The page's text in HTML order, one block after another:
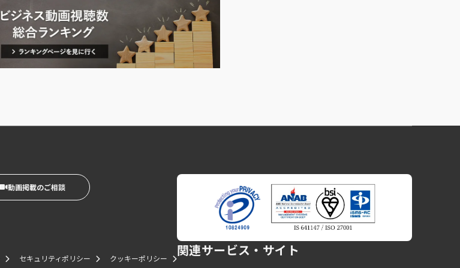
動画掲載のご相談
セキュリティポリシー クッキーポリシー 関連サービス・サイト